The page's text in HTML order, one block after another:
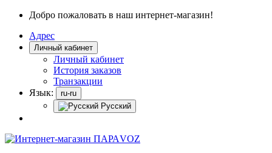
Добро пожаловать в наш интернет-магазин!
Адрес
Личный кабинет
Личный кабинет
История заказов
Транзакции
Язык:
ru-ru
Русский